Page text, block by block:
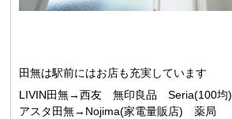
田無は駅前にはお店も充実しています
LIVIN田無→西友 無印良品 Seria(100均)
アスタ田無→Nojima(家電量販店) 薬局